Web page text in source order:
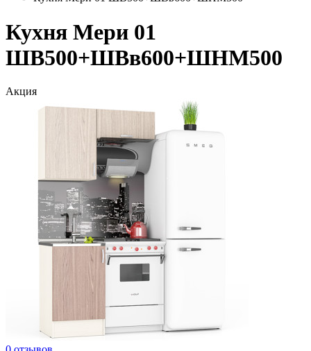
Кухня Мери 01
ШВ500+ШВв600+ШНМ500
Акция